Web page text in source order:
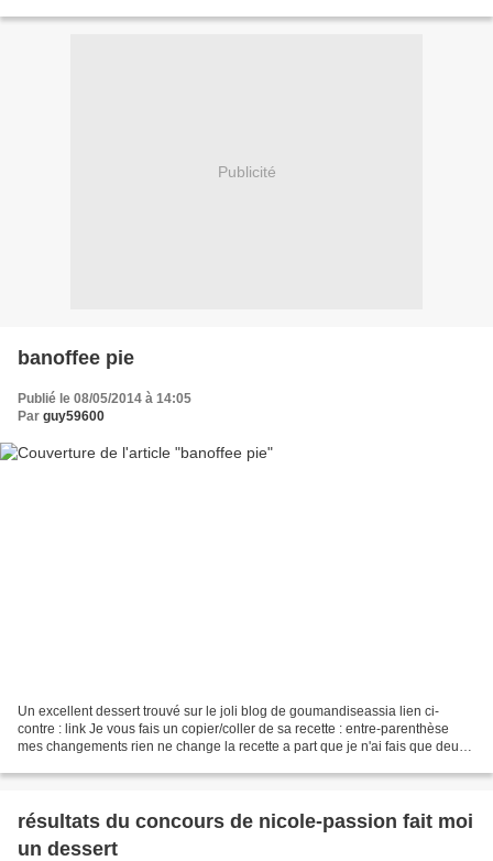
Publicité
banoffee pie
Publié le 08/05/2014 à 14:05
Par guy59600
Un excellent dessert trouvé sur le joli blog de goumandiseassia lien ci-
contre : link Je vous fais un copier/coller de sa recette : entre-parenthèse
mes changements rien ne change la recette a part que je n'ai fais que deux
résultats du concours de nicole-passion fait moi
un dessert